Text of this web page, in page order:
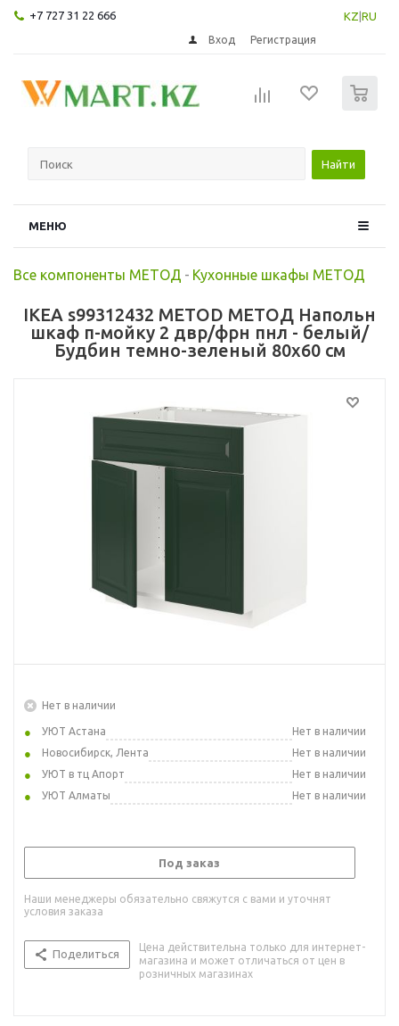
+7 727 31 22 666 KZ RU
Вход Регистрация
Найти
МЕНЮ
Все компоненты МЕТОД - Кухонные шкафы МЕТОД
IKEA s99312432 METOD МЕТОД Напольн
шкаф п-мойку 2 двр/фрн пнл - белый/
Будбин темно-зеленый 80x60 см
Нет в наличии
УЮТ Астана
Нет в наличии
Новосибирск, Лента
Нет в наличии
УЮТ в тц Апорт
Нет в наличии
УЮТ Алматы
Нет в наличии
Под заказ
Наши менеджеры обязательно свяжутся с вами и уточнят
условия заказа
Поделиться
Цена действительна только для интернет-
магазина и может отличаться от цен в
розничных магазинах